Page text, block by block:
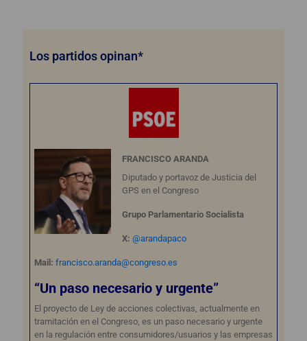
Los partidos opinan*
FRANCISCO ARANDA
Diputado y portavoz de Justicia del
GPS en el Congreso
Grupo Parlamentario Socialista
X: @arandapaco
Mail: francisco.aranda@congreso.es
“Un paso necesario y urgente”
El proyecto de Ley de acciones colectivas, actualmente en
tramitación en el Congreso, es un paso necesario y urgente
en la regulación entre consumidores/usuarios y las empresas